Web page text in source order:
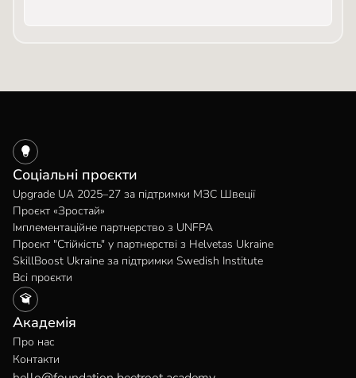
Соціальні проєкти
Upgrade UA 2025–27 за підтримки МЗС Швеції
Проєкт «Зростай»
Імплементаційне партнерство з UNFPA
Проєкт "Стійкість" у партнерстві з Helvetas Ukraine
SkillBoost Ukraine за підтримки Swedish Institute
Всі проєкти
Академія
Про нас
Контакти